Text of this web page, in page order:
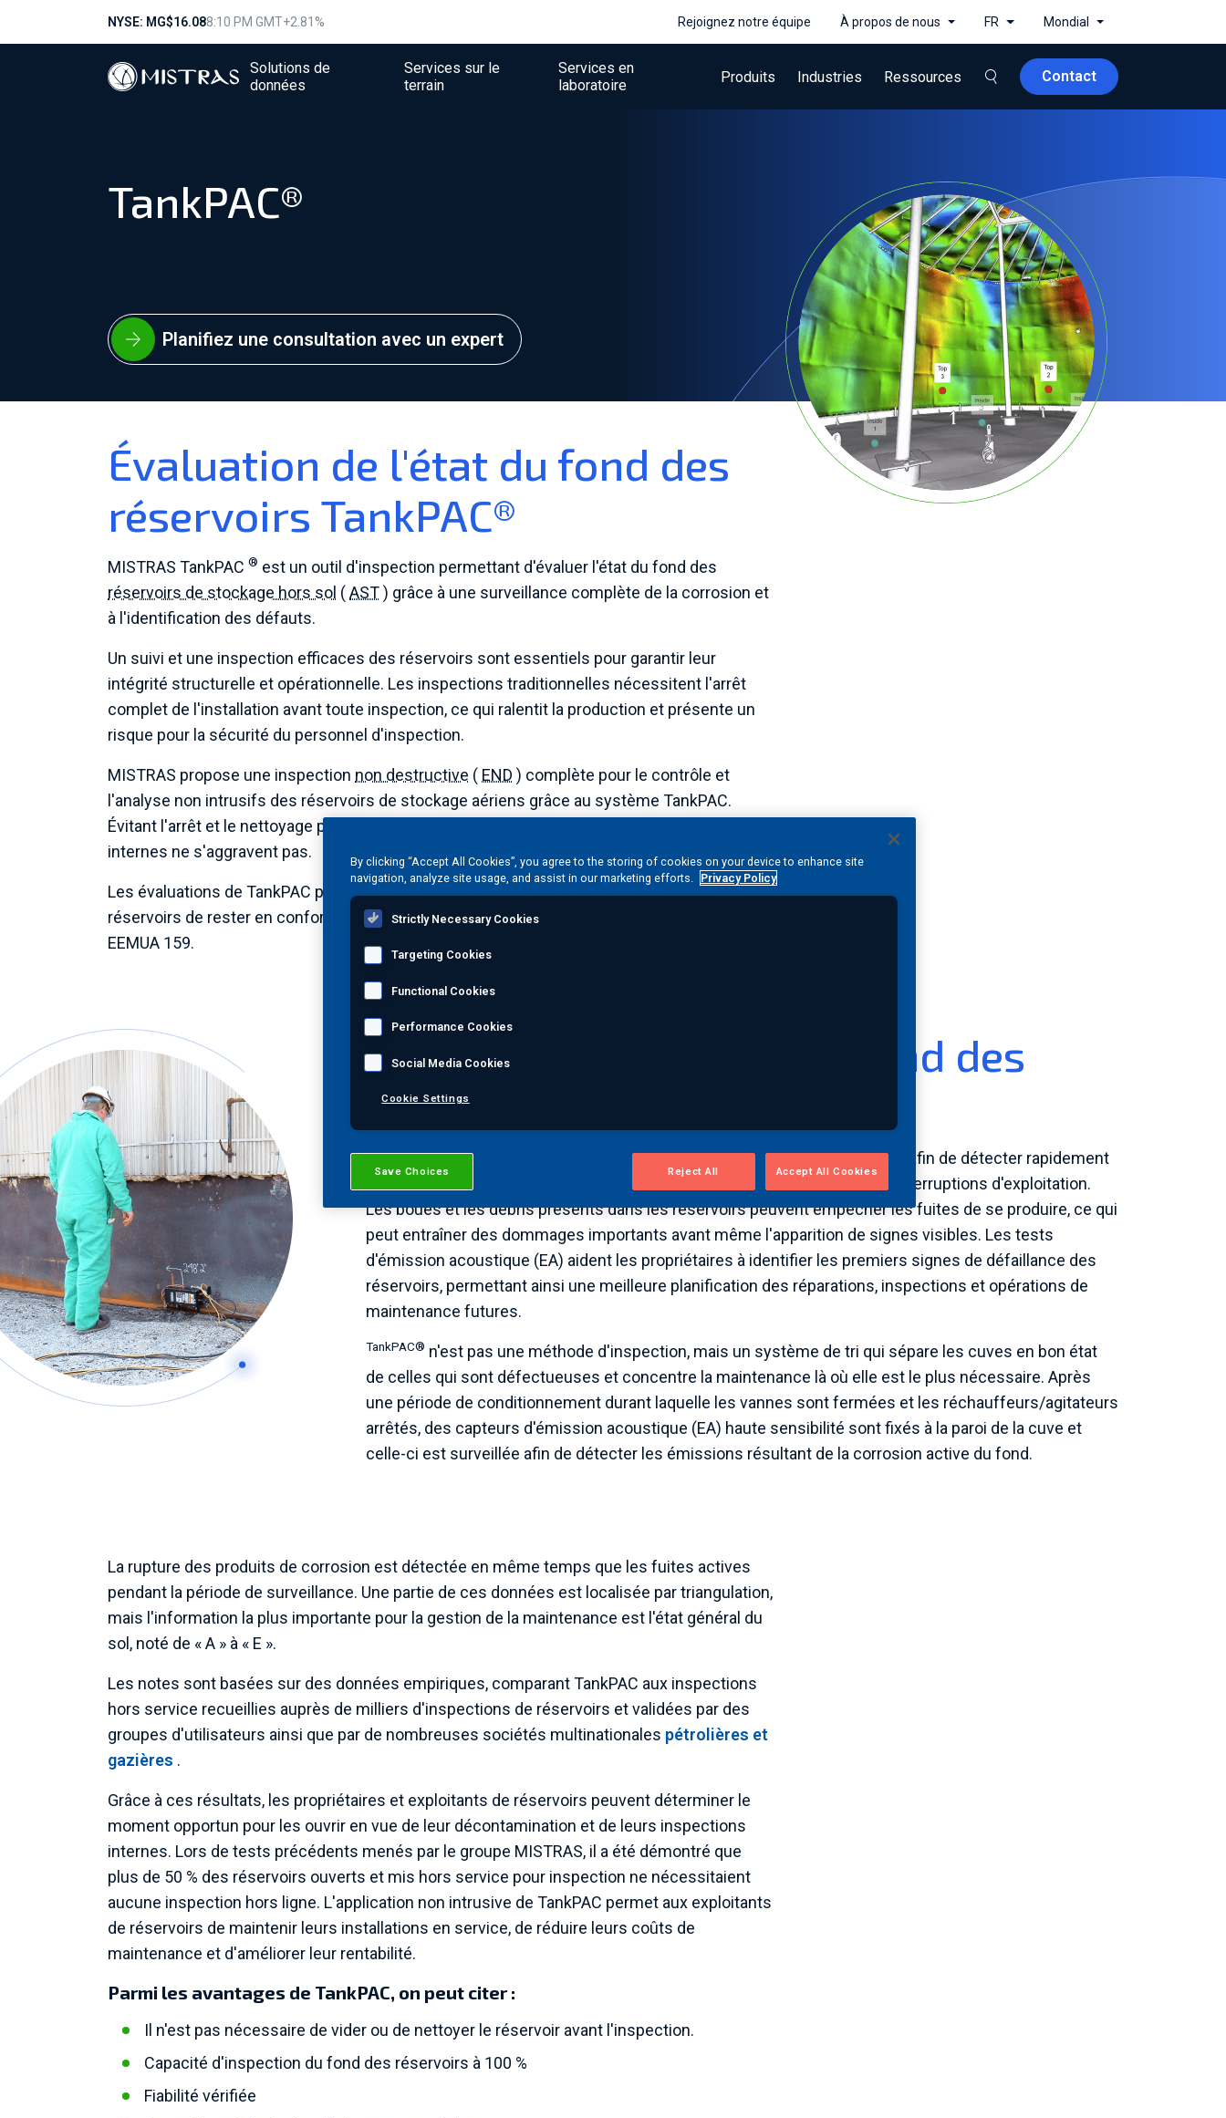
NYSE: MG$16.088:10 PM GMT+2.81% Rejoignez notre équipe À propos de nous FR Mondial
Solutions de
données
Services sur le
terrain
Services en
laboratoire
Produits Industries Ressources Contact
TankPAC®
Planifiez une consultation avec un expert
Évaluation de l'état du fond des
réservoirs TankPAC®
MISTRAS TankPAC ® est un outil d'inspection permettant d'évaluer l'état du fond des
réservoirs de stockage hors sol (AST) grâce à une surveillance complète de la corrosion et
à l'identification des défauts.
Un suivi et une inspection efficaces des réservoirs sont essentiels pour garantir leur
intégrité structurelle et opérationnelle. Les inspections traditionnelles nécessitent l'arrêt
complet de l'installation avant toute inspection, ce qui ralentit la production et présente un
risque pour la sécurité du personnel d'inspection.
MISTRAS propose une inspection non destructive ( END ) complète pour le contrôle et
l'analyse non intrusifs des réservoirs de stockage aériens grâce au système TankPAC.
Évitant l'arrêt et le nettoyage préalables des réservoirs, TankPAC garantit que les défauts
internes ne s'aggravent pas.
Les évaluations de TankPAC permettent également aux propriétaires et exploitants de
réservoirs de rester en conformité avec les normes réglementaires, notamment API 653 et
EEMUA 159.
Services d'inspection du fond des
réservoirs TankPAC®
MISTRAS peut tester minutieusement vos réservoirs de stockage hors sol afin de détecter rapidement
les fuites grâce à une inspection à faible coût conçue pour minimiser les interruptions d'exploitation.
Les boues et les débris présents dans les réservoirs peuvent empêcher les fuites de se produire, ce qui
peut entraîner des dommages importants avant même l'apparition de signes visibles. Les tests
d'émission acoustique (EA) aident les propriétaires à identifier les premiers signes de défaillance des
réservoirs, permettant ainsi une meilleure planification des réparations, inspections et opérations de
maintenance futures.
TankPAC® n'est pas une méthode d'inspection, mais un système de tri qui sépare les cuves en bon état
de celles qui sont défectueuses et concentre la maintenance là où elle est le plus nécessaire. Après
une période de conditionnement durant laquelle les vannes sont fermées et les réchauffeurs/agitateurs
arrêtés, des capteurs d'émission acoustique (EA) haute sensibilité sont fixés à la paroi de la cuve et
celle-ci est surveillée afin de détecter les émissions résultant de la corrosion active du fond.
La rupture des produits de corrosion est détectée en même temps que les fuites actives
pendant la période de surveillance. Une partie de ces données est localisée par triangulation,
mais l'information la plus importante pour la gestion de la maintenance est l'état général du
sol, noté de « A » à « E ».
Les notes sont basées sur des données empiriques, comparant TankPAC aux inspections
hors service recueillies auprès de milliers d'inspections de réservoirs et validées par des
groupes d'utilisateurs ainsi que par de nombreuses sociétés multinationales pétrolières et
gazières .
Grâce à ces résultats, les propriétaires et exploitants de réservoirs peuvent déterminer le
moment opportun pour les ouvrir en vue de leur décontamination et de leurs inspections
internes. Lors de tests précédents menés par le groupe MISTRAS, il a été démontré que
plus de 50 % des réservoirs ouverts et mis hors service pour inspection ne nécessitaient
aucune inspection hors ligne. L'application non intrusive de TankPAC permet aux exploitants
de réservoirs de maintenir leurs installations en service, de réduire leurs coûts de
maintenance et d'améliorer leur rentabilité.
Parmi les avantages de TankPAC, on peut citer :
Il n'est pas nécessaire de vider ou de nettoyer le réservoir avant l'inspection.
Capacité d'inspection du fond des réservoirs à 100 %
Fiabilité vérifiée
By clicking “Accept All Cookies”, you agree to the storing of cookies on your device to enhance site
navigation, analyze site usage, and assist in our marketing efforts. Privacy Policy
Strictly Necessary Cookies
Targeting Cookies
Functional Cookies
Performance Cookies
Social Media Cookies
Cookie Settings
Save Choices Reject All Accept All Cookies